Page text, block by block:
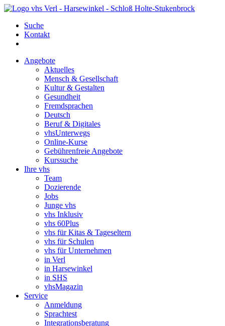
Suche
Kontakt
Angebote
Aktuelles
Mensch & Gesellschaft
Kultur & Gestalten
Gesundheit
Fremdsprachen
Deutsch
Beruf & Digitales
vhsUnterwegs
Online-Kurse
Gebührenfreie Angebote
Kurssuche
Ihre vhs
Team
Dozierende
Jobs
Junge vhs
vhs Inklusiv
vhs 60Plus
vhs für Kitas & Tageseltern
vhs für Schulen
vhs für Unternehmen
in Verl
in Harsewinkel
in SHS
vhsMagazin
Service
Anmeldung
Sprachtest
Integrationsberatung